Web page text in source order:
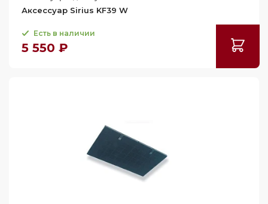
Аксессуар Sirius KF39 W
Есть в наличии
5 550 ₽